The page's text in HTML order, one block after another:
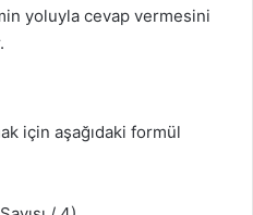
yoluyla cevap vermesini
için aşağıdaki formül